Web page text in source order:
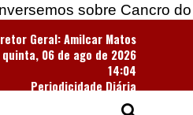
Cancro do Pulmão
Geral: Amilcar Matos
quinta, 06 de ago de 2026
14:04
Periodicidade Diária